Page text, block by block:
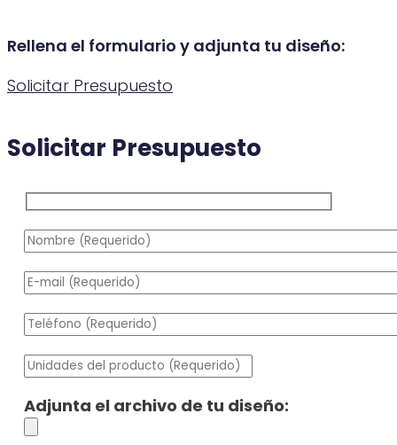
Rellena el formulario y adjunta tu diseño:
Solicitar Presupuesto
Solicitar Presupuesto
Adjunta el archivo de tu diseño: